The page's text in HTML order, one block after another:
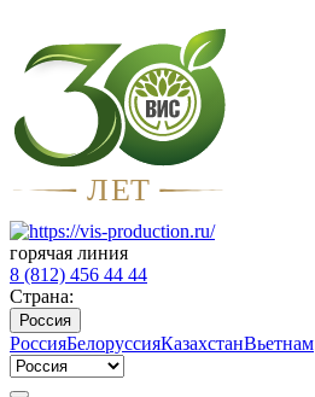
ЛЕТ
горячая линия
8 (812) 456 44 44
Страна:
Россия
РоссияБелоруссияКазахстанВьетнам